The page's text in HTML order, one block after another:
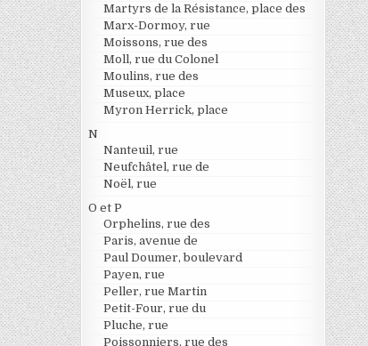
Martyrs de la Résistance, place des
Marx-Dormoy, rue
Moissons, rue des
Moll, rue du Colonel
Moulins, rue des
Museux, place
Myron Herrick, place
N
Nanteuil, rue
Neufchâtel, rue de
Noël, rue
O et P
Orphelins, rue des
Paris, avenue de
Paul Doumer, boulevard
Payen, rue
Peller, rue Martin
Petit-Four, rue du
Pluche, rue
Poissonniers, rue des